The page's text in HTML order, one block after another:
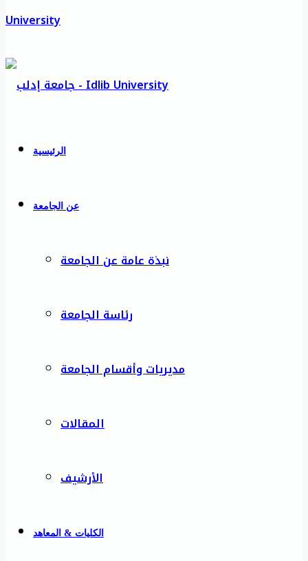
الرئيسية
عن الجامعة
نبذة عامة عن الجامعة
رئاسة الجامعة
مديريات وأقسام الجامعة
المقالات
الأرشيف
الكليات & المعاهد